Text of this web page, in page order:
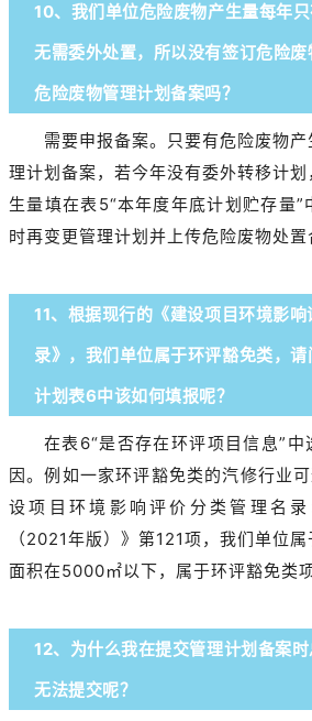
10、我们单位危险废物产生量每年
无需委外处置，所以没有签订危险
危险废物管理计划备案吗？
需要申报备案。只要有危险废物
理计划备案，若今年没有委外转移计
生量填在表5“本年度年底计划贮存量”
时再变更管理计划并上传危险废物处置
11、根据现行的《建设项目环境影
录》，我们单位属于环评豁免类，
计划表6中该如何填报呢？
在表6“是否存在环评项目信息”中
因。例如一家环评豁免类的汽修行业
设项目环境影响评价分类管理名
（2021年版）》第121项，我们单位
面积在5000㎡以下，属于环评豁免类项
12、为什么我在提交管理计划备案
无法提交呢？